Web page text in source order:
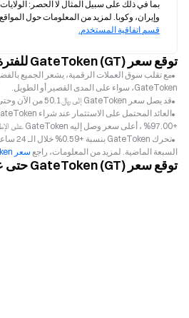
وإيران، وكوبا. لمزيد من المعلومات حول
قسم اتفاقية المستخدم.
توقع سعر GateToken (GT) للفترة 2026–2031
مع تقلب سوق العملات الرقمية، يشعر الجميع
GateToken، سواء على المدى القصير أو الطويل.
قد يصل سعر GateToken إلى ﷼‎50.1 من الآن وحتى عام 2030.
+97.00% ، أعلى سعر وصل إليه GateToken على الإطلاق هو ﷼‎95.17.
السبعة الماضية. لمزيد من المعلومات، راجع سعر GateToken
توقع سعر GateToken (GT) حتى عام 2031